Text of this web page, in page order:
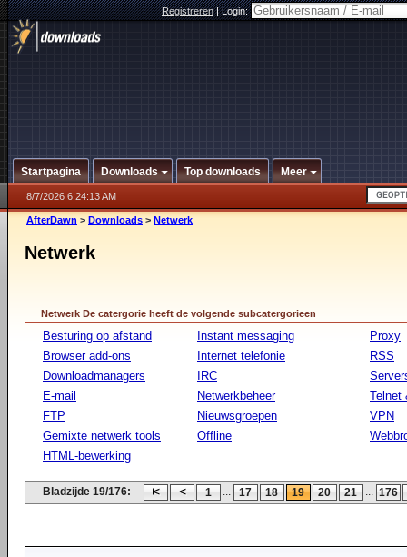
Registreren|Login:
Startpagina Downloads Top downloads Meer
8/7/2026 6:24:13 AM
AfterDawn > Downloads > Netwerk
Netwerk
Netwerk De catergorie heeft de volgende subcatergorieen
Besturing op afstand
Browser add-ons
Downloadmanagers
E-mail
FTP
Gemixte netwerk tools
HTML-bewerking
Instant messaging
Internet telefonie
IRC
Netwerkbeheer
Nieuwsgroepen
Offline
Proxy
RSS
Telnet
VPN
Bladzijde 19/176: 1 ... 17 18 19 20 21 ... 176